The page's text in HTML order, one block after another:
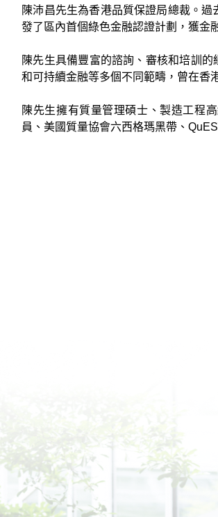
陳沛昌先生為香港品質保證局總裁。
發了區內首個綠色金融認證計劃，獲金
陳先生具備豐富的諮詢、審核和培訓
和可持續金融等多個不同範疇，曾在香
陳先生擁有質量管理碩士、製造工程
員、美國質量協會六西格瑪黑帶、